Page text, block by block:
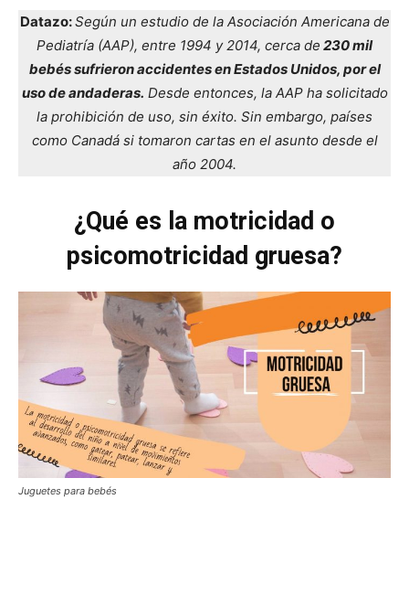
Datazo:Según un estudio de la Asociación Americana de
Pediatría (AAP), entre 1994 y 2014, cerca de 230 mil
bebés sufrieron accidentes en Estados Unidos, por el
uso de andaderas. Desde entonces, la AAP ha solicitado
la prohibición de uso, sin éxito. Sin embargo, países
como Canadá si tomaron cartas en el asunto desde el
año 2004.
¿Qué es la motricidad o
psicomotricidad gruesa?
Juguetes para bebés